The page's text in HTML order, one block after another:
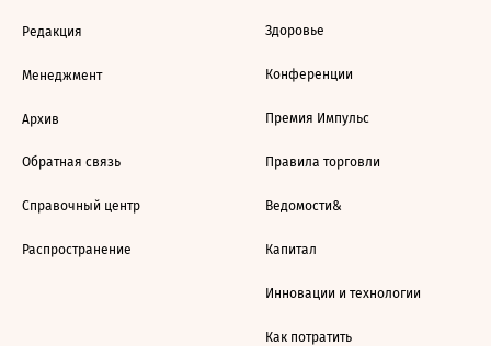
Редакция
Менеджмент
Архив
Обратная связь
Справочный центр
Распространение
Здоровье
Конференции
Премия Импульс
Правила торговли
Ведомости&
Капитал
Инновации и технологии
Как потратить